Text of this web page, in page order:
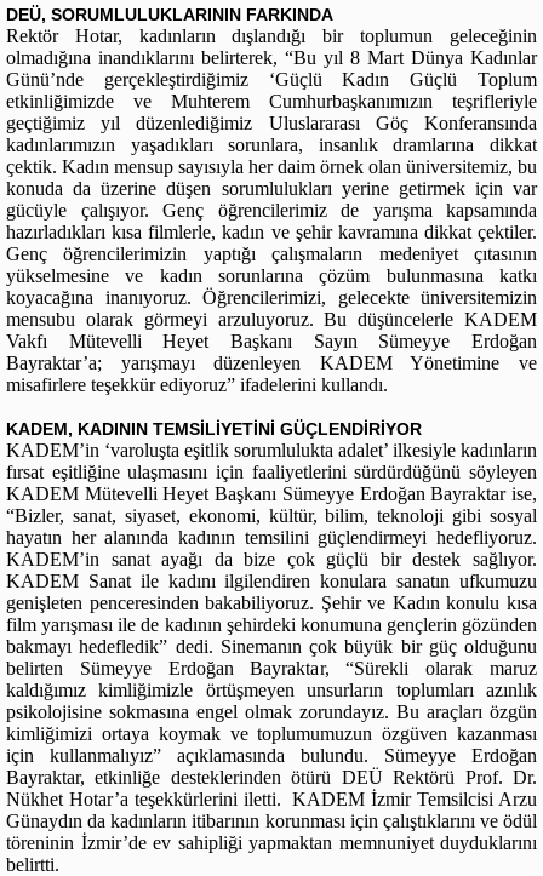
DEÜ, SORUMLULUKLARININ FARKINDA
Rektör Hotar, kadınların dışlandığı bir toplumun geleceğinin
olmadığına inandıklarını belirterek, “Bu yıl 8 Mart Dünya Kadınlar
Günü’nde gerçekleştirdiğimiz ‘Güçlü Kadın Güçlü Toplum
etkinliğimizde ve Muhterem Cumhurbaşkanımızın teşrifleriyle
geçtiğimiz yıl düzenlediğimiz Uluslararası Göç Konferansında
kadınlarımızın yaşadıkları sorunlara, insanlık dramlarına dikkat
çektik. Kadın mensup sayısıyla her daim örnek olan üniversitemiz, bu
konuda da üzerine düşen sorumlulukları yerine getirmek için var
gücüyle çalışıyor. Genç öğrencilerimiz de yarışma kapsamında
hazırladıkları kısa filmlerle, kadın ve şehir kavramına dikkat çektiler.
Genç öğrencilerimizin yaptığı çalışmaların medeniyet çıtasının
yükselmesine ve kadın sorunlarına çözüm bulunmasına katkı
koyacağına inanıyoruz. Öğrencilerimizi, gelecekte üniversitemizin
mensubu olarak görmeyi arzuluyoruz. Bu düşüncelerle KADEM
Vakfı Mütevelli Heyet Başkanı Sayın Sümeyye Erdoğan
Bayraktar’a; yarışmayı düzenleyen KADEM Yönetimine ve
misafirlere teşekkür ediyoruz” ifadelerini kullandı.
KADEM, KADININ TEMSİLİYETİNİ GÜÇLENDİRİYOR
KADEM’in ‘varoluşta eşitlik sorumlulukta adalet’ ilkesiyle kadınların
fırsat eşitliğine ulaşmasını için faaliyetlerini sürdürdüğünü söyleyen
KADEM Mütevelli Heyet Başkanı Sümeyye Erdoğan Bayraktar ise,
“Bizler, sanat, siyaset, ekonomi, kültür, bilim, teknoloji gibi sosyal
hayatın her alanında kadının temsilini güçlendirmeyi hedefliyoruz.
KADEM’in sanat ayağı da bize çok güçlü bir destek sağlıyor.
KADEM Sanat ile kadını ilgilendiren konulara sanatın ufkumuzu
genişleten penceresinden bakabiliyoruz. Şehir ve Kadın konulu kısa
film yarışması ile de kadının şehirdeki konumuna gençlerin gözünden
bakmayı hedefledik” dedi. Sinemanın çok büyük bir güç olduğunu
belirten Sümeyye Erdoğan Bayraktar, “Sürekli olarak maruz
kaldığımız kimliğimizle örtüşmeyen unsurların toplumları azınlık
psikolojisine sokmasına engel olmak zorundayız. Bu araçları özgün
kimliğimizi ortaya koymak ve toplumumuzun özgüven kazanması
için kullanmalıyız” açıklamasında bulundu. Sümeyye Erdoğan
Bayraktar, etkinliğe desteklerinden ötürü DEÜ Rektörü Prof. Dr.
Nükhet Hotar’a teşekkürlerini iletti. KADEM İzmir Temsilcisi Arzu
Günaydın da kadınların itibarının korunması için çalıştıklarını ve ödül
töreninin İzmir’de ev sahipliği yapmaktan memnuniyet duyduklarını
belirtti.